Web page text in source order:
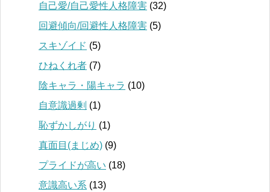
自己愛/自己愛性人格障害 (32)
回避傾向/回避性人格障害 (5)
スキゾイド (5)
ひねくれ者 (7)
陰キャラ・陽キャラ (10)
自意識過剰 (1)
恥ずかしがり (1)
真面目(まじめ) (9)
プライドが高い (18)
意識高い系 (13)